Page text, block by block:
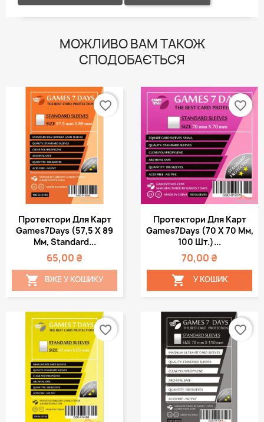
МОЖЛИВО ВАМ ТАКОЖ
СПОДОБАЄТЬСЯ
Протектори Для Карт
Games7Days (57,5 Х 89
Мм, Standard...
65,00 ₴
 ВЖЕ У КОШИКУ
favorite_border
Протектори Для Карт
Games7Days (70 Х 70 Мм,
100 Шт.)...
70,00 ₴
 У КОШИК
favorite_border
favorite_border favorite_border